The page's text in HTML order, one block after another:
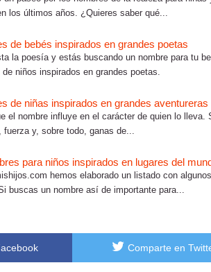
los últimos años. ¿Quieres saber qué...
de bebés inspirados en grandes poetas
la poesía y estás buscando un nombre para tu
niños inspirados en grandes poetas.
de niñas inspirados en grandes aventureras
el nombre influye en el carácter de quien lo
fuerza y, sobre todo, ganas de...
para niños inspirados en lugares del
hemos elaborado un listado con
buscas un nombre así de importante para...
Comparte en